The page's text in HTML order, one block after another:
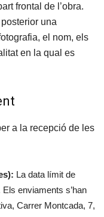
frontal de l’obra.
una
el nom, els
en la qual es
a la recepció de les
La data límit de
Els enviaments s’han
Carrer Montcada, 7,